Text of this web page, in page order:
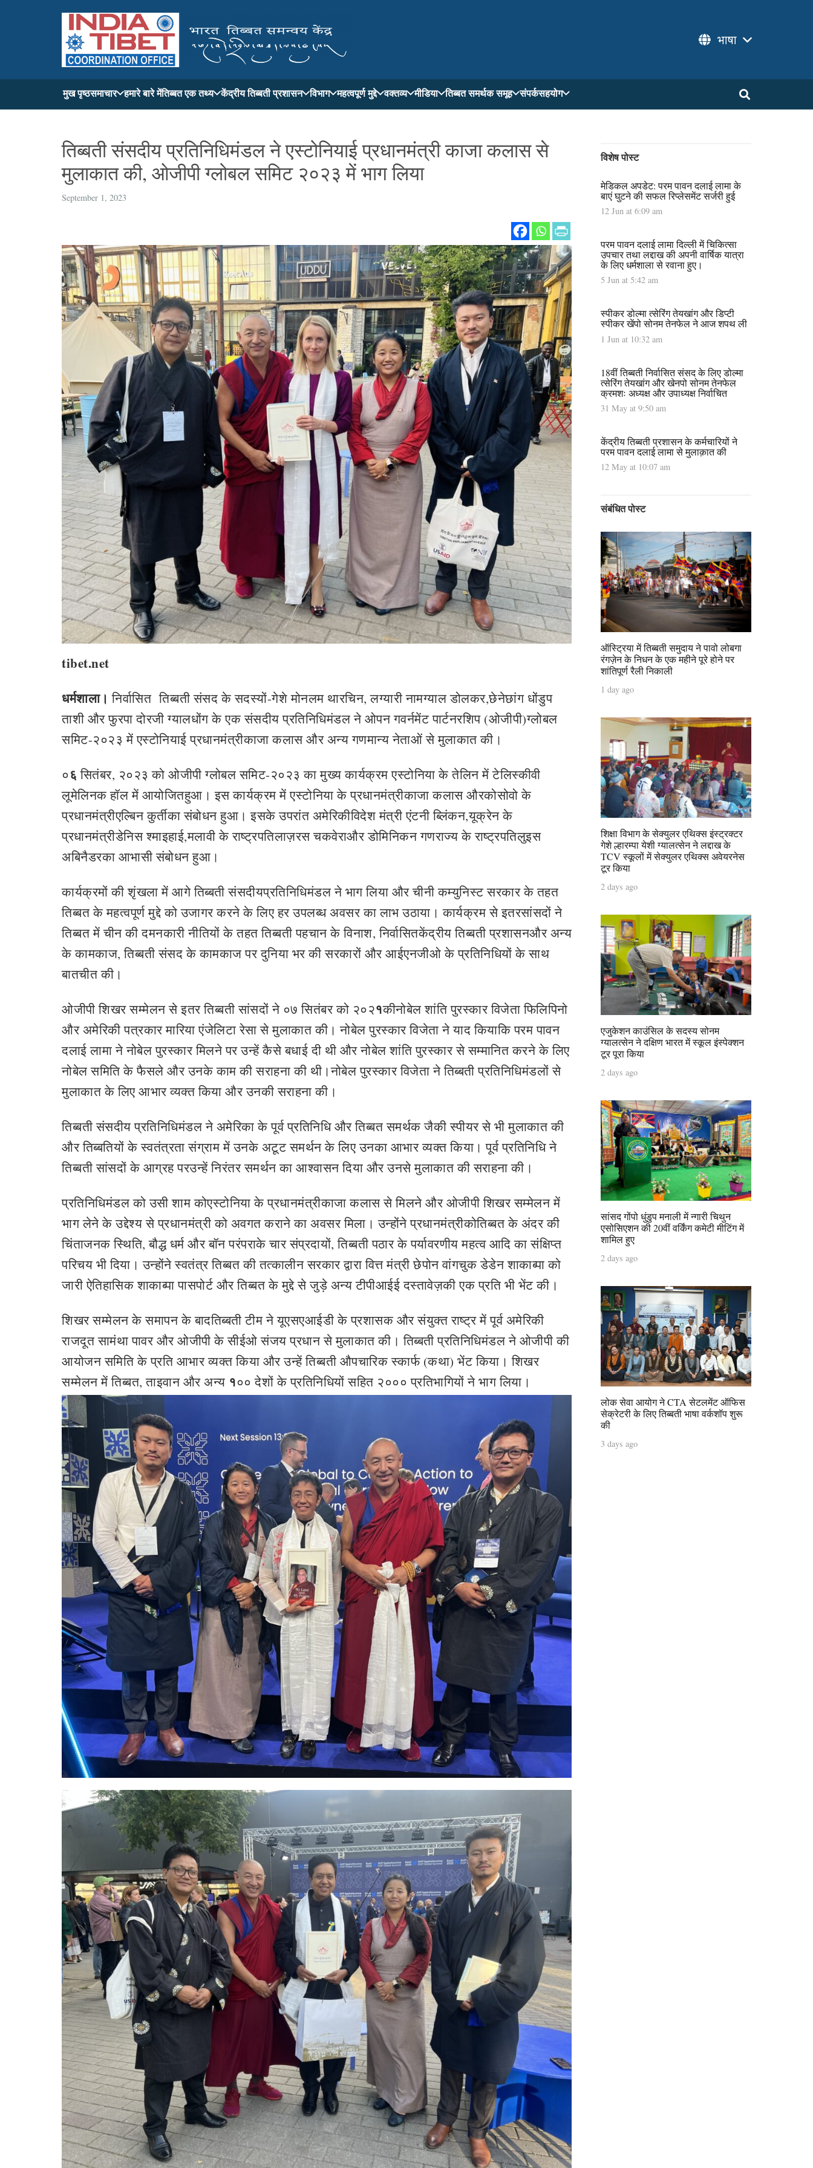
भाषा
मुख पृष्ठसमाचार हमारे बारे मेंतिब्बत एक तथ्य केंद्रीय तिब्बती प्रशासन विभाग महत्वपूर्ण मुद्दे वक्तव्य मीडिया तिब्बत समर्थक समूह संपर्कसहयोग
तिब्‍बती संसदीय प्रतिनिधिमंडल ने एस्टोनियाई प्रधानमंत्री काजा कलास से
मुलाकात की, ओजीपी ग्लोबल समिट २०२३ में भाग लिया
September 1, 2023
tibet.net
धर्मशाला। निर्वासित ति‍ब्‍बती संसद के सदस्‍यों-गेशे मोनलम थारचिन, लग्यारी नामग्याल डोलकर,छेनेछांग धोंडुप
ताशी और फुरपा दोरजी ग्यालधोंग के एक संसदीय प्रतिनिधिमंडल ने ओपन गवर्नमेंट पार्टनरशिप (ओजीपी)ग्लोबल
समिट-२०२३ में एस्टोनियाई प्रधानमंत्रीकाजा कलास और अन्य गणमान्‍य नेताओं से मुलाकात की।
०६ सितंबर, २०२३ को ओजीपी ग्लोबल समिट-२०२३ का मुख्य कार्यक्रम एस्टोनिया के तेलिन में टेलिस्कीवी
लूमेलिनक हॉल में आयोजितहुआ। इस कार्यक्रम में एस्टोनिया के प्रधानमंत्रीकाजा कलास औरकोसोवो के
प्रधानमंत्रीएल्बिन कुर्तीका संबोधन हुआ। इसके उपरांत अमेरिकीविदेश मंत्री एंटनी ब्लिंकन,यूक्रेन के
प्रधानमंत्रीडेनिस श्माइहाई,मलावी के राष्ट्रपतिलाज़रस चकवेराऔर डोमिनिकन गणराज्य के राष्ट्रपतिलुइस
अबिनैडरका आभासी संबोधन हुआ।
कार्यक्रमों की शृंखला में आगे तिब्बती संसदीयप्रतिनिधिमंडल ने भाग लिया और चीनी कम्युनिस्ट सरकार के तहत
तिब्बत के महत्वपूर्ण मुद्दे को उजागर करने के लिए हर उपलब्ध अवसर का लाभ उठाया। कार्यक्रम से इतरसांसदों ने
तिब्बत में चीन की दमनकारी नीतियों के तहत तिब्बती पहचान के विनाश, निर्वासितकेंद्रीय तिब्बती प्रशासनऔर अन्य
के कामकाज, तिब्बती संसद के कामकाज पर दुनिया भर की सरकारों और आईएनजीओ के प्रतिनिधियों के साथ
बातचीत की।
ओजीपी शिखर सम्मेलन से इतर तिब्बती सांसदों ने ०७ सितंबर को २०२१कीनोबेल शांति पुरस्कार विजेता फिलिपिनो
और अमेरिकी पत्रकार मारिया एंजेलिटा रेसा से मुलाकात की। नोबेल पुरस्कार विजेता ने याद कियाकि परम पावन
दलाई लामा ने नोबेल पुरस्कार मिलने पर उन्‍हें कैसे बधाई दी थी और नोबेल शांति पुरस्कार से सम्मानित करने के लिए
नोबेल समिति के फैसले और उनके काम की सराहना की थी।नोबेल पुरस्कार विजेता ने तिब्बती प्रतिनिधिमंडलों से
मुलाकात के लिए आभार व्यक्त किया और उनकी सराहना की।
तिब्बती संसदीय प्रतिनिधिमंडल ने अमेरिका के पूर्व प्रतिनिधि और तिब्बत समर्थक जैकी स्पीयर से भी मुलाकात की
और तिब्बतियों के स्वतंत्रता संग्राम में उनके अटूट समर्थन के लिए उनका आभार व्यक्त किया। पूर्व प्रतिनिधि ने
तिब्बती सांसदों के आग्रह परउन्हें निरंतर समर्थन का आश्वासन दिया और उनसे मुलाकात की सराहना की।
प्रतिनिधिमंडल को उसी शाम कोएस्टोनिया के प्रधानमंत्रीकाजा कलास से मिलने और ओजीपी शिखर सम्मेलन में
भाग लेने के उद्देश्य से प्रधानमंत्री को अवगत कराने का अवसर मिला। उन्होंने प्रधानमंत्रीकोतिब्बत के अंदर की
चिंताजनक स्थिति, बौद्ध धर्म और बॉन परंपराके चार संप्रदायों, तिब्बती पठार के पर्यावरणीय महत्व आदि का संक्षिप्त
परिचय भी दिया। उन्होंने स्वतंत्र तिब्बत की तत्कालीन सरकार द्वारा वित्त मंत्री छेपोन वांगचुक डेडेन शाकाब्पा को
जारी ऐतिहासिक शाकाब्पा पासपोर्ट और तिब्बत के मुद्दे से जुड़े अन्य टीपीआईई दस्तावेज़की एक प्रति भी भेंट की।
शिखर सम्मेलन के समापन के बादतिब्बती टीम ने यूएसएआईडी के प्रशासक और संयुक्त राष्ट्र में पूर्व अमेरिकी
राजदूत सामंथा पावर और ओजीपी के सीईओ संजय प्रधान से मुलाकात की। तिब्बती प्रतिनिधिमंडल ने ओजीपी की
आयोजन समिति के प्रति आभार व्यक्त किया और उन्हें तिब्बती औपचारिक स्कार्फ (कथा) भेंट किया। शिखर
सम्मेलन में तिब्बत, ताइवान और अन्य १०० देशों के प्रतिनिधियों सहित २००० प्रतिभागियों ने भाग लिया।
विशेष पोस्ट
मेडिकल अपडेट: परम पावन दलाई लामा के
बाएं घुटने की सफल रिप्लेसमेंट सर्जरी हुई
12 Jun at 6:09 am
परम पावन दलाई लामा दिल्ली में चिकित्सा
उपचार तथा लद्दाख की अपनी वार्षिक यात्रा
के लिए धर्मशाला से रवाना हुए।
5 Jun at 5:42 am
स्पीकर डोल्मा त्सेरिंग तेयखांग और डिप्टी
स्पीकर खेंपो सोनम तेनफेल ने आज शपथ ली
1 Jun at 10:32 am
18वीं तिब्बती निर्वासित संसद के लिए डोल्मा
त्सेरिंग तेयखांग और खेनपो सोनम तेनफेल
क्रमशः अध्यक्ष और उपाध्यक्ष निर्वाचित
31 May at 9:50 am
केंद्रीय तिब्बती प्रशासन के कर्मचारियों ने
परम पावन दलाई लामा से मुलाक़ात की
12 May at 10:07 am
संबंधित पोस्ट
ऑस्ट्रिया में तिब्बती समुदाय ने पावो लोबगा
रंगज़ेन के निधन के एक महीने पूरे होने पर
शांतिपूर्ण रैली निकाली
1 day ago
शिक्षा विभाग के सेक्युलर एथिक्स इंस्ट्रक्टर
गेशे ल्हारम्पा येशी ग्यालत्सेन ने लद्दाख के
TCV स्कूलों में सेक्युलर एथिक्स अवेयरनेस
टूर किया
2 days ago
एजुकेशन काउंसिल के सदस्य सोनम
ग्यालत्सेन ने दक्षिण भारत में स्कूल इंस्पेक्शन
टूर पूरा किया
2 days ago
सांसद गोंपो धुंडुप मनाली में न्गारी चिथुन
एसोसिएशन की 20वीं वर्किंग कमेटी मीटिंग में
शामिल हुए
2 days ago
लोक सेवा आयोग ने CTA सेटलमेंट ऑफिस
सेक्रेटरी के लिए तिब्बती भाषा वर्कशॉप शुरू
की
3 days ago